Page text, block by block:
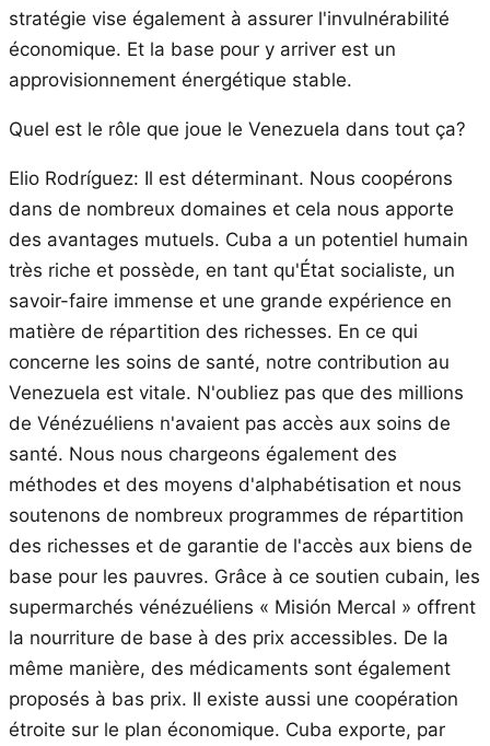
stratégie vise également à assurer l'invulnérabilité
économique. Et la base pour y arriver est un
approvisionnement énergétique stable.
Quel est le rôle que joue le Venezuela dans tout ça?
Elio Rodríguez: Il est déterminant. Nous coopérons
dans de nombreux domaines et cela nous apporte
des avantages mutuels. Cuba a un potentiel humain
très riche et possède, en tant qu'État socialiste, un
savoir-faire immense et une grande expérience en
matière de répartition des richesses. En ce qui
concerne les soins de santé, notre contribution au
Venezuela est vitale. N'oubliez pas que des millions
de Vénézuéliens n'avaient pas accès aux soins de
santé. Nous nous chargeons également des
méthodes et des moyens d'alphabétisation et nous
soutenons de nombreux programmes de répartition
des richesses et de garantie de l'accès aux biens de
base pour les pauvres. Grâce à ce soutien cubain, les
supermarchés vénézuéliens « Misión Mercal » offrent
la nourriture de base à des prix accessibles. De la
même manière, des médicaments sont également
proposés à bas prix. Il existe aussi une coopération
étroite sur le plan économique. Cuba exporte, par